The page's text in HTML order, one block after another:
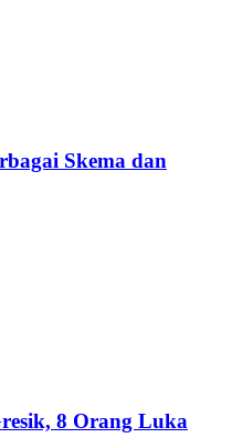
Skema dan
8 Orang Luka